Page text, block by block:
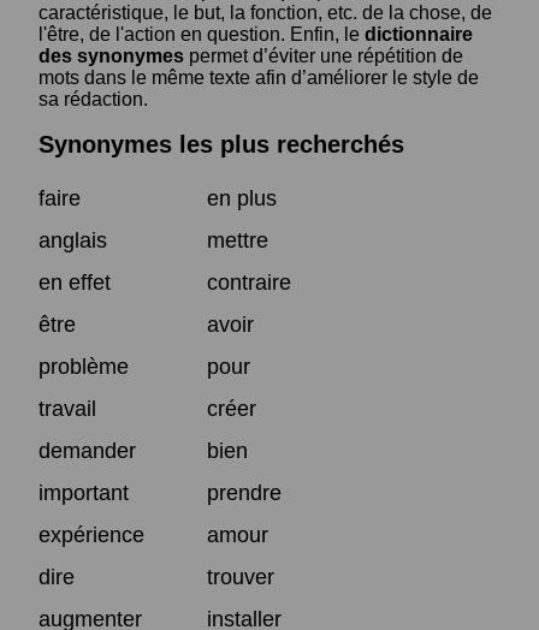
caractéristique, le but, la fonction, etc. de la chose, de
l'être, de l'action en question. Enfin, le dictionnaire
des synonymes permet d’éviter une répétition de
mots dans le même texte afin d’améliorer le style de
sa rédaction.
Synonymes les plus recherchés
faire
en plus
anglais
mettre
en effet
contraire
être
avoir
problème
pour
travail
créer
demander
bien
important
prendre
expérience
amour
dire
trouver
augmenter
installer